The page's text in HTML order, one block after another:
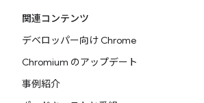
関連コンテンツ
デベロッパー向け Chrome
Chromium のアップデート
事例紹介